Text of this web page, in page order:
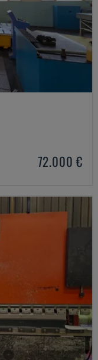
72.000 €